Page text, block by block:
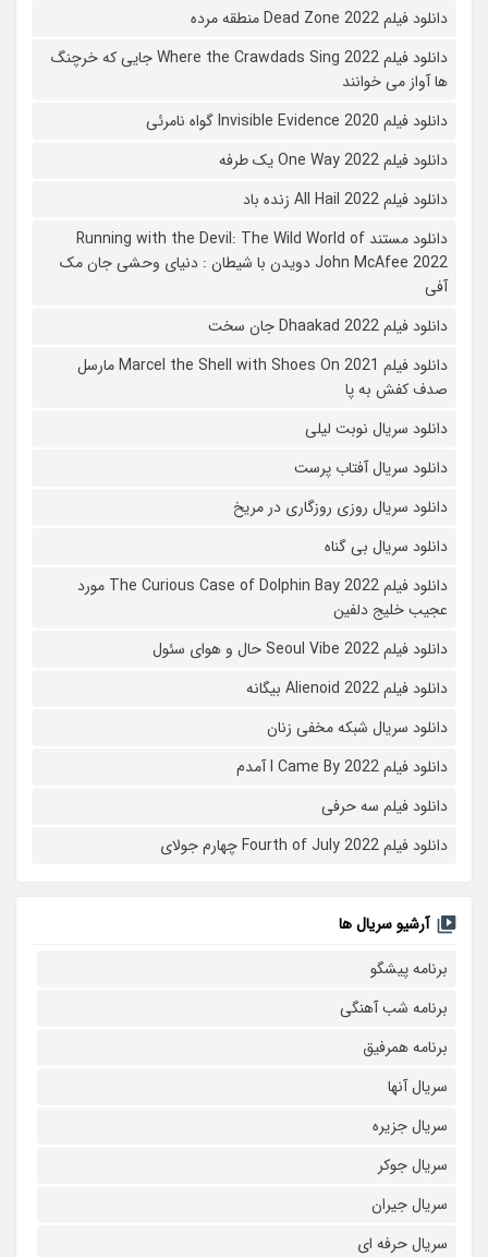
دانلود فیلم 2022 Dead Zone منطقه مرده
دانلود فیلم Where the Crawdads Sing 2022 جایی که خرچنگ
ها آواز می خوانند
دانلود فیلم 2020 Invisible Evidence گواه نامرئی
دانلود فیلم One Way 2022 یک طرفه
دانلود فیلم All Hail 2022 زنده باد
دانلود مستند Running with the Devil: The Wild World of
John McAfee 2022 دویدن با شیطان : دنیای وحشی جان مک
آفی
دانلود فیلم Dhaakad 2022 جان سخت
دانلود فیلم Marcel the Shell with Shoes On 2021 مارسل
صدف کفش به پا
دانلود سریال نوبت لیلی
دانلود سریال آفتاب پرست
دانلود سریال روزی روزگاری در مریخ
دانلود سریال بی گناه
دانلود فیلم The Curious Case of Dolphin Bay 2022 مورد
عجیب خلیج دلفین
دانلود فیلم Seoul Vibe 2022 حال و هوای سئول
دانلود فیلم Alienoid 2022 بیگانه
دانلود سریال شبکه مخفی زنان
دانلود فیلم I Came By 2022 آمدم
دانلود فیلم سه حرفی
دانلود فیلم Fourth of July 2022 چهارم جولای
آرشیو سریال ها
برنامه پیشگو
برنامه شب آهنگی
برنامه همرفیق
سریال آنها
سریال جزیره
سریال جوکر
سریال جیران
سریال حرفه ای